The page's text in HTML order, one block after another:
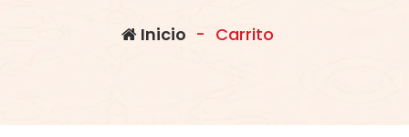
Inicio - Carrito